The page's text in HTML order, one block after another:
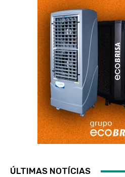
ÚLTIMAS NOTÍCIAS